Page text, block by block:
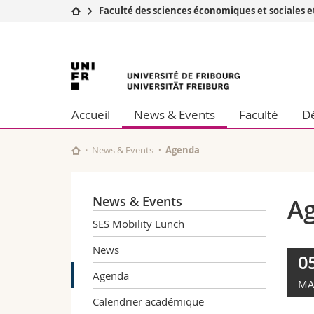
Etudes
Campus
Université
Formation continue
Lettres et
Sciences
Faculté des sciences économiques et sociales
Université
de
Fribourg
Accueil News & Events Faculté
News & Events Agenda
News & Events
SES Mobility Lunch
News
Agenda
Calendrier académique